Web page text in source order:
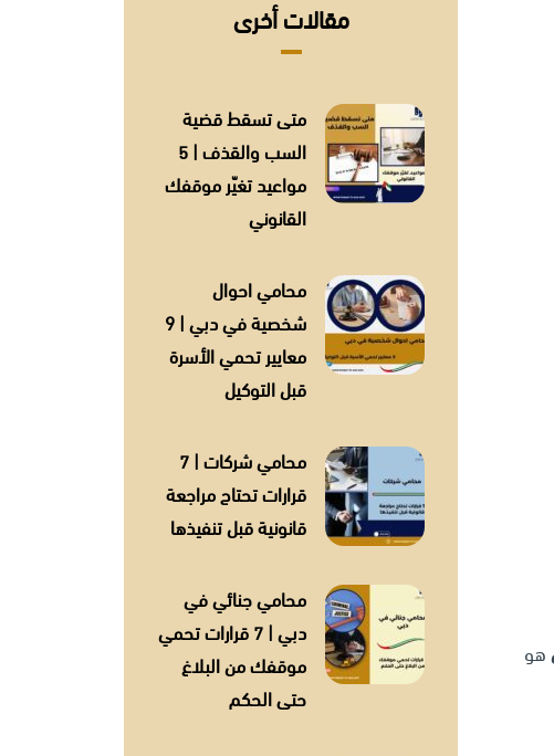
هو
مقالات أخرى
متى تسقط قضية
السب والقذف | 5
مواعيد تغيّر موقفك
القانوني
محامي احوال
شخصية في دبي | 9
معايير تحمي الأسرة
قبل التوكيل
محامي شركات | 7
قرارات تحتاج مراجعة
قانونية قبل تنفيذها
محامي جنائي في
دبي | 7 قرارات تحمي
موقفك من البلاغ
حتى الحكم